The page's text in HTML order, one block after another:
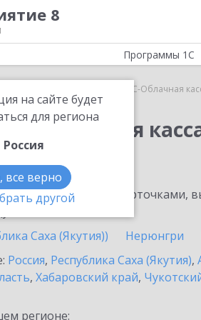
8
на сайте будет
для региона
Россия
все верно
другой
Программы 1С
1С-Облачная
1С-Облачная
карточками,
Саха (Якутия))
Нерюнгри
Россия, Республика Саха (Якутия),
, Хабаровский край,
регионе: